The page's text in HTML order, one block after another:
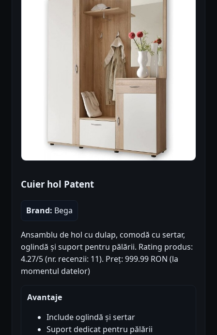
Cuier hol Patent
Brand: Bega
Ansamblu de hol cu dulap, comodă cu sertar,
oglindă și suport pentru pălării. Rating produs:
4.27/5 (nr. recenzii: 11). Preț: 999.99 RON (la
momentul datelor)
Avantaje
Include oglindă și sertar
Suport dedicat pentru pălării